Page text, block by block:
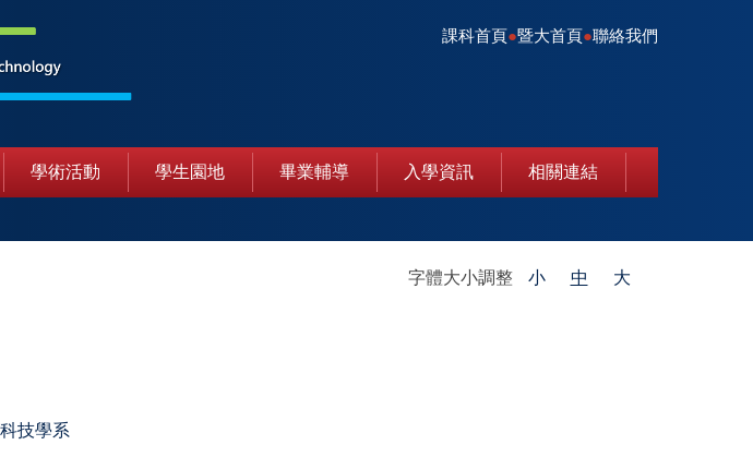
課科首頁●暨大首頁●聯絡我們
學術活動 學生園地 畢業輔導 入學資訊 相關連結
字體大小調整 小 中 大
技學系